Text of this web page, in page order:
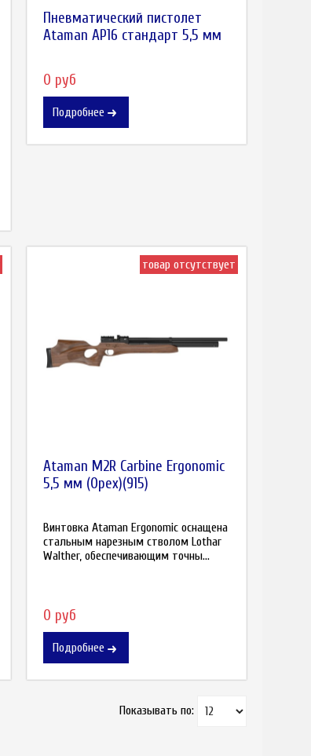
Пневматический пистолет
Ataman АР16 стандарт 5,5 мм
0 руб
Подробнее
товар отсутствует
Ataman M2R Carbine Ergonomic
5,5 мм (Орех)(915)
Винтовка Ataman Ergonomic оснащена
стальным нарезным стволом Lothar
Walther, обеспечивающим точны...
0 руб
Подробнее
Показывать по: